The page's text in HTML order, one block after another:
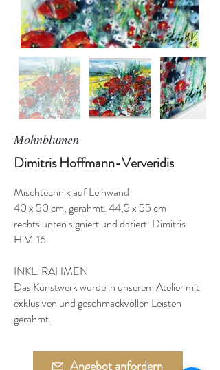
Mohnblumen
Dimitris Hoffmann-Ververidis
Mischtechnik auf Leinwand
40 x 50 cm, gerahmt: 44,5 x 55 cm
rechts unten signiert und datiert: Dimitris
H.V. 16
INKL. RAHMEN
Das Kunstwerk wurde in unserem Atelier mit
exklusiven und geschmackvollen Leisten
gerahmt.
Angebot anfordern